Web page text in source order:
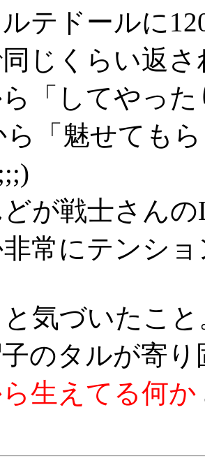
ルテドールに
じくらい返
「してやっ
ら「魅せても
が戦士さん
常にテンシ
気づいたこと
子のタルが寄
生えてる何か